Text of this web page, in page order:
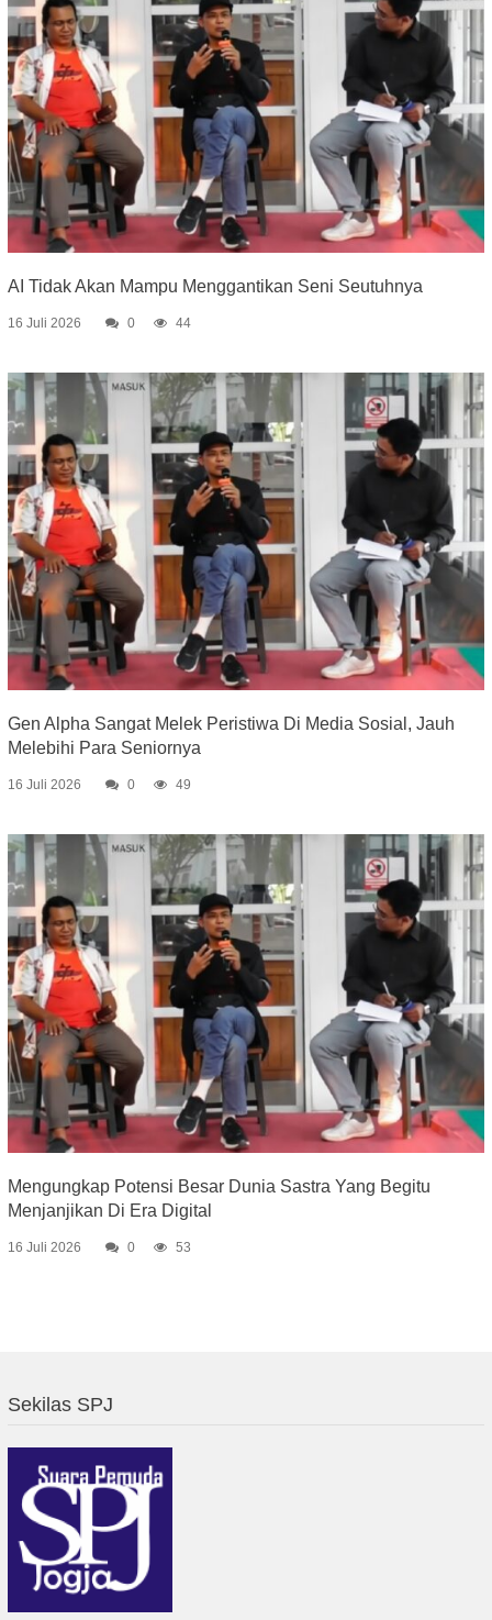
AI Tidak Akan Mampu Menggantikan Seni Seutuhnya
16 Juli 2026 0 44
Gen Alpha Sangat Melek Peristiwa Di Media Sosial, Jauh
Melebihi Para Seniornya
16 Juli 2026 0 49
Mengungkap Potensi Besar Dunia Sastra Yang Begitu
Menjanjikan Di Era Digital
16 Juli 2026 0 53
Sekilas SPJ